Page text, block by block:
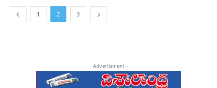
1 2 3
- Advertisment -